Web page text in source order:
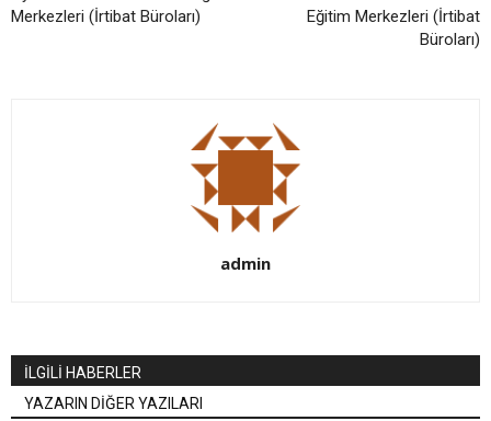
Merkezleri (İrtibat Büroları)
Eğitim Merkezleri (İrtibat
Büroları)
admin
İLGİLİ HABERLER
YAZARIN DİĞER YAZILARI